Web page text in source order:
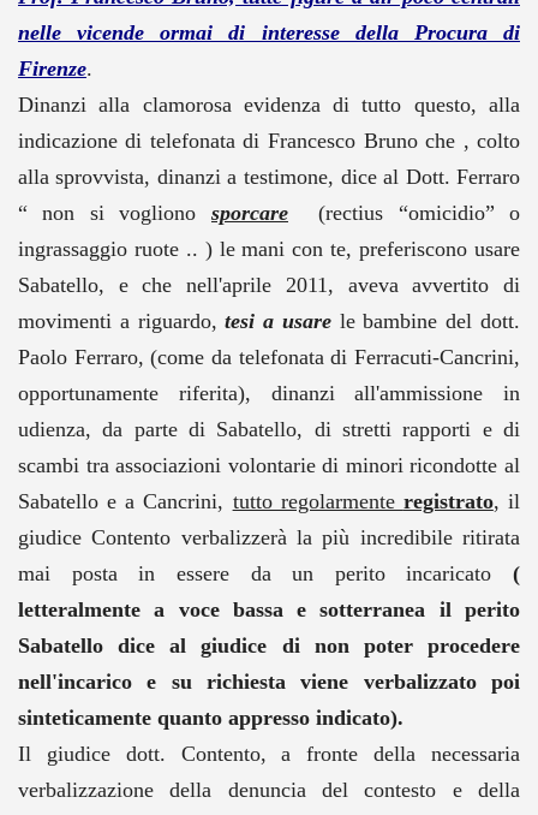
nelle vicende ormai di interesse della Procura di
Firenze.
Dinanzi alla clamorosa evidenza di tutto questo, alla
indicazione di telefonata di Francesco Bruno che , colto
alla sprovvista, dinanzi a testimone, dice al Dott. Ferraro
“ non si vogliono sporcare (rectius “omicidio” o
ingrassaggio ruote .. ) le mani con te, preferiscono usare
Sabatello, e che nell'aprile 2011, aveva avvertito di
movimenti a riguardo,tesi a usarele bambine del dott.
Paolo Ferraro, (come da telefonata di Ferracuti-Cancrini,
opportunamente riferita), dinanzi all'ammissione in
udienza, da parte di Sabatello, di stretti rapporti e di
scambi tra associazioni volontarie di minori ricondotte al
Sabatello e a Cancrini, tutto regolarmente registrato, il
giudice Contento verbalizzerà la più incredibile ritirata
mai posta in essere da un perito incaricato(
letteralmente a voce bassa e sotterranea il perito
Sabatello dice al giudice di non poter procedere
nell'incarico e su richiesta viene verbalizzato poi
sinteticamente quanto appresso indicato).
Il giudice dott. Contento, a fronte della necessaria
verbalizzazione della denuncia del contesto e della